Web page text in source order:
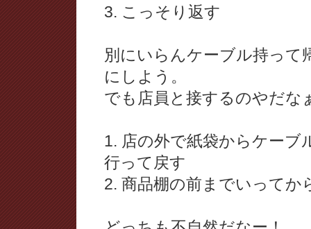
3. こっそり返す
別にいらんケーブル持って
にしよう。
でも店員と接するのやだな
1. 店の外で紙袋からケーブ
行って戻す
2. 商品棚の前までいってか